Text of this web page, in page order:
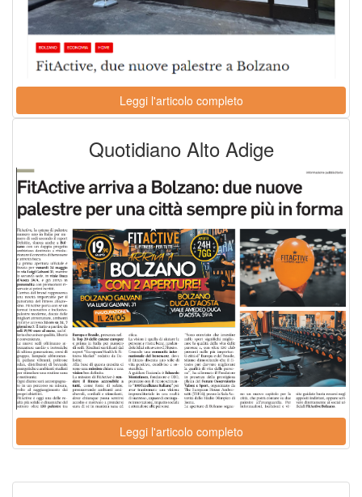
Leggi l'articolo completo
Quotidiano Alto Adige
Leggi l'articolo completo